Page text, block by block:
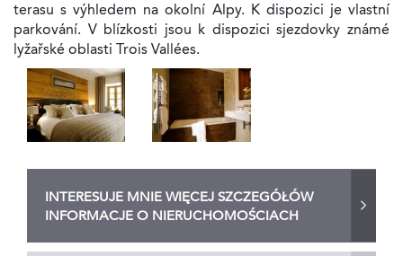
terasu s výhledem na okolní Alpy. K dispozici je vlastní
parkování. V blízkosti jsou k dispozici sjezdovky známé
lyžařské oblasti Trois Vallées.
INTERESUJE MNIE WIĘCEJ SZCZEGÓŁÓW
INFORMACJE O NIERUCHOMOŚCIACH